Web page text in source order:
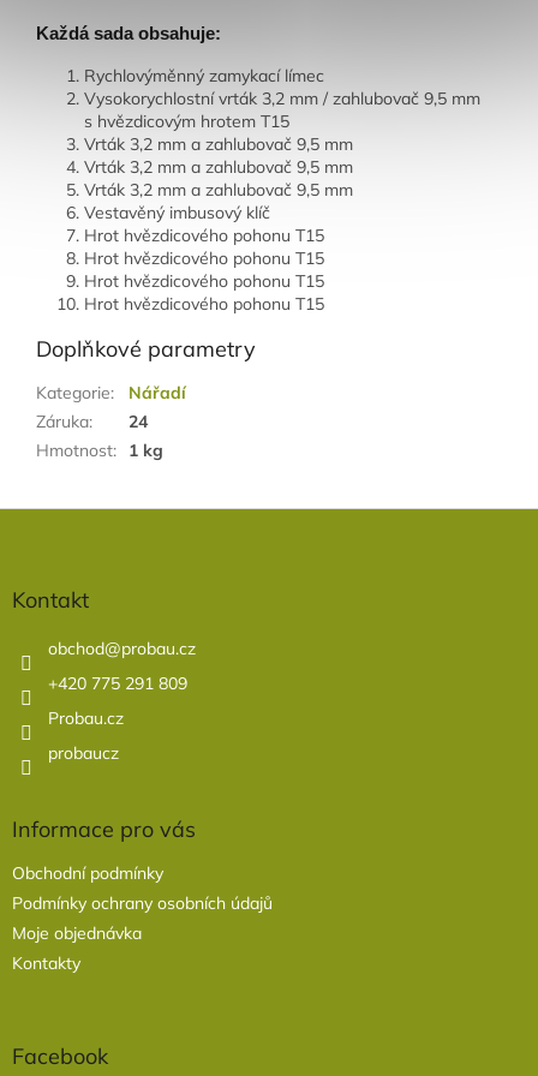
Každá sadaobsahuje:
Rychlovýměnný zamykací límec
Vysokorychlostní vrták 3,2 mm / zahlubovač 9,5 mm
s hvězdicovým hrotem T15
Vrták 3,2 mm a zahlubovač 9,5 mm
Vrták 3,2 mm a zahlubovač 9,5 mm
Vrták 3,2 mm a zahlubovač 9,5 mm
Vestavěný imbusový klíč
Hrot hvězdicového pohonu T15
Hrot hvězdicového pohonu T15
Hrot hvězdicového pohonu T15
Hrot hvězdicového pohonu T15
Doplňkové parametry
Kategorie:
Nářadí
Záruka:
24
Hmotnost: 1 kg
Kontakt
obchod@probau.cz
+420 775 291 809
Probau.cz
probaucz
Informace pro vás
Obchodní podmínky
Podmínky ochrany osobních údajů
Moje objednávka
Kontakty
Facebook